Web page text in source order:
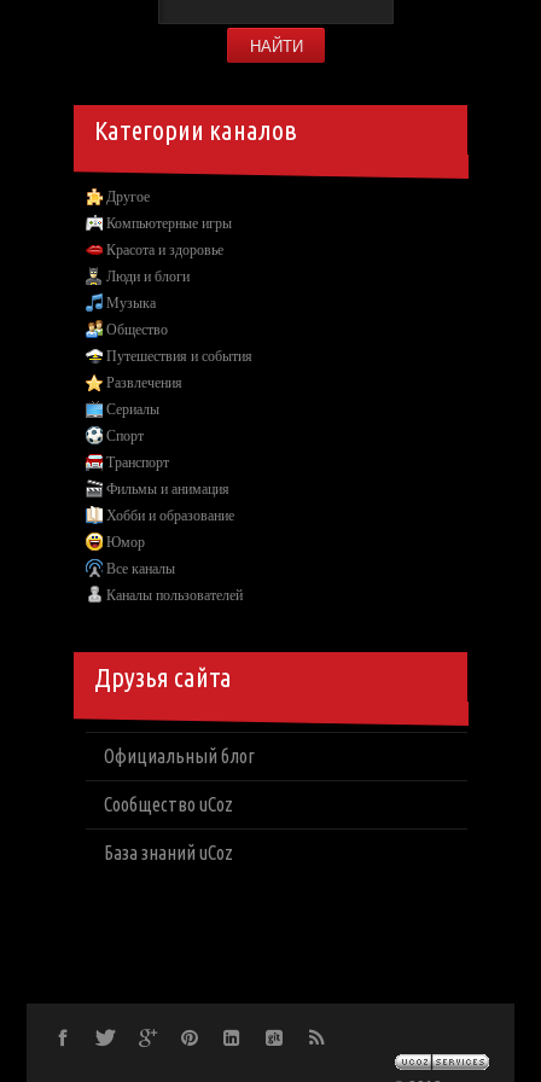
Категории каналов
Другое
Компьютерные игры
Красота и здоровье
Люди и блоги
Музыка
Общество
Путешествия и события
Развлечения
Сериалы
Спорт
Транспорт
Фильмы и анимация
Хобби и образование
Юмор
Все каналы
Каналы пользователей
Друзья сайта
Официальный блог
Сообщество uCoz
База знаний uCoz